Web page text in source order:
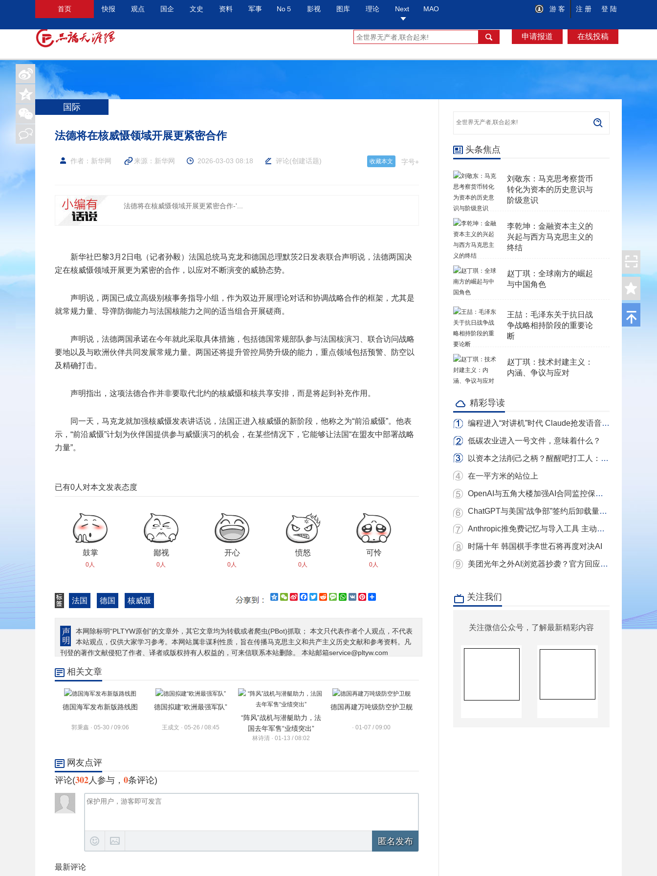
首页 快报 观点 国企 文史 资料 军事 No５ 影视 图库 理论 Next MAO 游 客 注 册 登 陆
申请报道 在线投稿
国际
法德将在核威慑领域开展更紧密合作
字号+
作者：新华网 来源： 新华网 2026-03-03 08:18 评论(创建话题) 收藏本文
法德将在核威慑领域开展更紧密合作-'...
新华社巴黎3月2日电（记者孙毅）法国总统马克龙和德国总理默茨2日发表联合声明说，法德两国决
定在核威慑领域开展更为紧密的合作，以应对不断演变的威胁态势。
声明说，两国已成立高级别核事务指导小组，作为双边开展理论对话和协调战略合作的框架，尤其是
就常规力量、导弹防御能力与法国核能力之间的适当组合开展磋商。
声明说，法德两国承诺在今年就此采取具体措施，包括德国常规部队参与法国核演习、联合访问战略
要地以及与欧洲伙伴共同发展常规力量。两国还将提升管控局势升级的能力，重点领域包括预警、防空以
及精确打击。
声明指出，这项法德合作并非要取代北约的核威慑和核共享安排，而是将起到补充作用。
同一天，马克龙就加强核威慑发表讲话说，法国正进入核威慑的新阶段，他称之为“前沿威慑”。他表
示，“前沿威慑”计划为伙伴国提供参与威慑演习的机会，在某些情况下，它能够让法国“在盟友中部署战略
力量”。
已有0 人对本文发表态度
鼓掌
0人
鄙视
0人
开心
0人
愤怒
0人
可怜
0人
法国 德国 核威慑 QzoneWeChat
Sina Facebook
TwitterRedditMessageWhatsApp
VK Pinterest
本网除标明“PLTYW原创”的文章外，其它文章均为转载或者爬虫(PBot)抓取； 本文只代表作者个人观点，不代表
本站观点，仅供大家学习参考。本网站属非谋利性质，旨在传播马克思主义和共产主义历史文献和参考资料。凡
刊登的著作文献侵犯了作者、译者或版权持有人权益的，可来信联系本站删除。 本站邮箱service@pltyw.com
相关文章
德国海军发布新版路线图
郭秉鑫 · 05-30 / 09:06
德国拟建“欧洲最强军队”
王成文 · 05-26 / 08:45
“阵风”战机与潜艇助力，法
国去年军售“业绩突出”
林诗清 · 01-13 / 08:02
德国再建万吨级防空护卫舰
· 01-07 / 09:00
网友点评
评论(302人参与， 0条评论)
匿名发布
最新评论
头条焦点
刘敬东：马克思考察货币
转化为资本的历史意识与
阶级意识
李乾坤：金融资本主义的
兴起与西方马克思主义的
终结
赵丁琪：全球南方的崛起
与中国角色
王喆：毛泽东关于抗日战
争战略相持阶段的重要论
断
赵丁琪：技术封建主义：
内涵、争议与应对
精彩导读
编程进入“对讲机”时代 Claude抢发语音写代码 转录Token全免费
低碳农业进入一号文件，意味着什么？
以资本之法削己之柄？醒醒吧打工人：别用镣铐当武器，我们要的是砸碎镣铐的铁锤！
在一平方米的站位上
OpenAI与五角大楼加强AI合同监控保护条款
ChatGPT与美国“战争部”签约后卸载量单日激增近三倍 Claude下载量飙升
Anthropic推免费记忆与导入工具 主动挖角ChatGPT用户
时隔十年 韩国棋手李世石将再度对决AI
美团光年之外AI浏览器抄袭？官方回应：充分尊重和理解原作者 已移除相关项目
关注我们
关注微信公众号，了解最新精彩内容
返回顶部